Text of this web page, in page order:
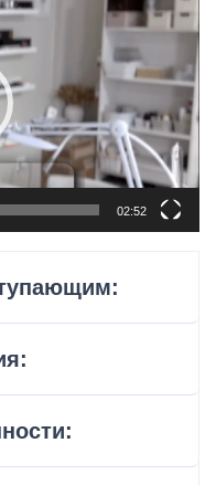
02:52